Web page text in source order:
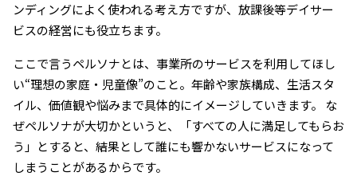
ンディングによく使われる考え方ですが、放課後等デイサー
ビスの経営にも役立ちます。
ここで言うペルソナとは、事業所のサービスを利用してほし
い“理想の家庭・児童像”のこと。年齢や家族構成、生活スタ
イル、価値観や悩みまで具体的にイメージしていきます。 な
ぜペルソナが大切かというと、「すべての人に満足してもらお
う」とすると、結果として誰にも響かないサービスになって
しまうことがあるからです。